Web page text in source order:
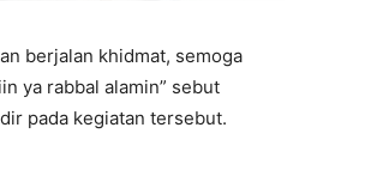
berjalan khidmat, semoga
ya rabbal alamin” sebut
pada kegiatan tersebut.